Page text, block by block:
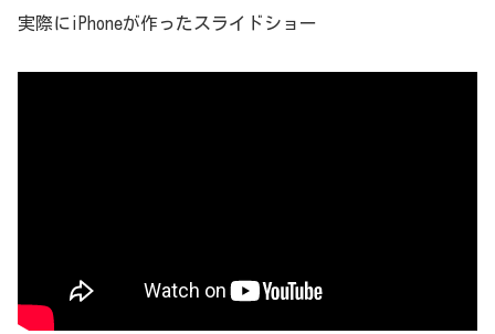
実際にiPhoneが作ったスライドショー